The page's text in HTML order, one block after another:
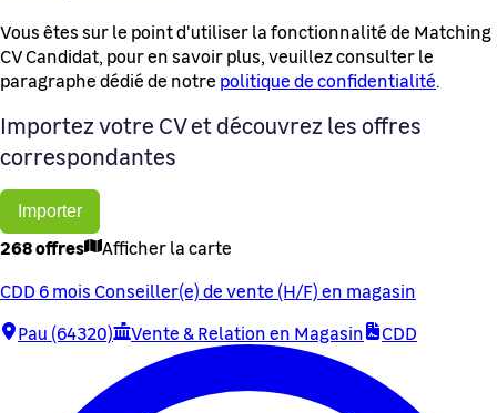
Vous êtes sur le point d'utiliser la fonctionnalité de Matching
CV Candidat, pour en savoir plus, veuillez consulter le
paragraphe dédié de notre politique de confidentialité.
Importez votre CV et découvrez les offres
correspondantes
Importer
268 offres
Afficher la carte
CDD 6 mois Conseiller(e) de vente (H/F) en magasin
Pau (64320)
Vente & Relation en Magasin CDD